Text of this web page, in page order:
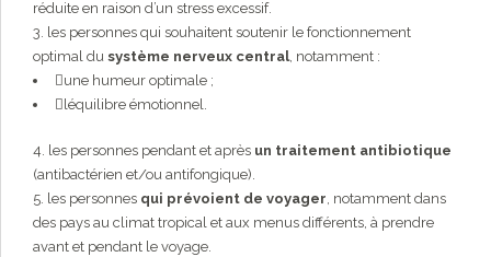
réduite en raison d’un stress excessif.
3. les personnes qui souhaitent soutenir le fonctionnement
optimal du système nerveux central, notamment :
une humeur optimale ;
léquilibre émotionnel.
4. les personnes pendant et après un traitement antibiotique
(antibactérien et/ou antifongique).
5. les personnes qui prévoient de voyager, notamment dans
des pays au climat tropical et aux menus différents, à prendre
avant et pendant le voyage.